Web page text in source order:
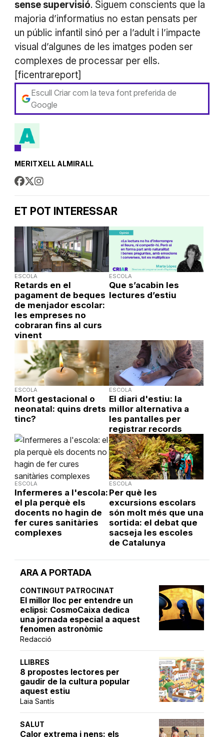
ARA A PORTADA
CONTINGUT PATROCINAT
El millor lloc per entendre un
eclipsi: CosmoCaixa dedica
una jornada especial a aquest
fenomen astronòmic
Redacció
LLIBRES
8 propostes lectores per
gaudir de la cultura popular
aquest estiu
Laia Santís
SALUT
Calor extrema i nens: els
sense supervisió. Siguem conscients que la
majoria d’informatius no estan pensats per
un públic infantil sinó per a l’adult i l’impacte
visual d’algunes de les imatges poden ser
complexes de processar per ells.
[ficentrareport]
Escull Criar com la teva font preferida de
Google
MERITXELL ALMIRALL
ET POT INTERESSAR
ESCOLA
Retards en el
pagament de beques
de menjador escolar:
les empreses no
cobraran fins al curs
vinent
ESCOLA
Que s’acabin les
lectures d’estiu
ESCOLA
Mort gestacional o
neonatal: quins drets
tinc?
ESCOLA
El diari d'estiu: la
millor alternativa a
les pantalles per
registrar records
ESCOLA
Infermeres a l'escola:
el pla perquè els
docents no hagin de
fer cures sanitàries
complexes
ESCOLA
Per què les
excursions escolars
són molt més que una
sortida: el debat que
sacseja les escoles
de Catalunya